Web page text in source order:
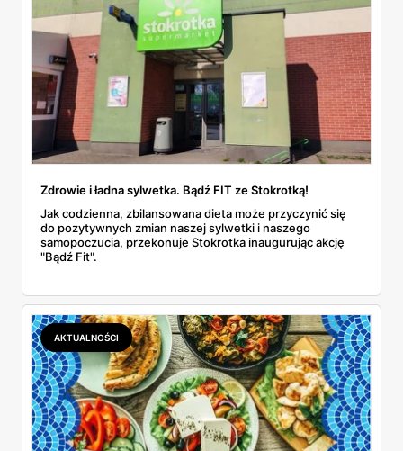
Zdrowie i ładna sylwetka. Bądź FIT ze Stokrotką!
Jak codzienna, zbilansowana dieta może przyczynić się
do pozytywnych zmian naszej sylwetki i naszego
samopoczucia, przekonuje Stokrotka inaugurując akcję
"Bądź Fit".
AKTUALNOŚCI